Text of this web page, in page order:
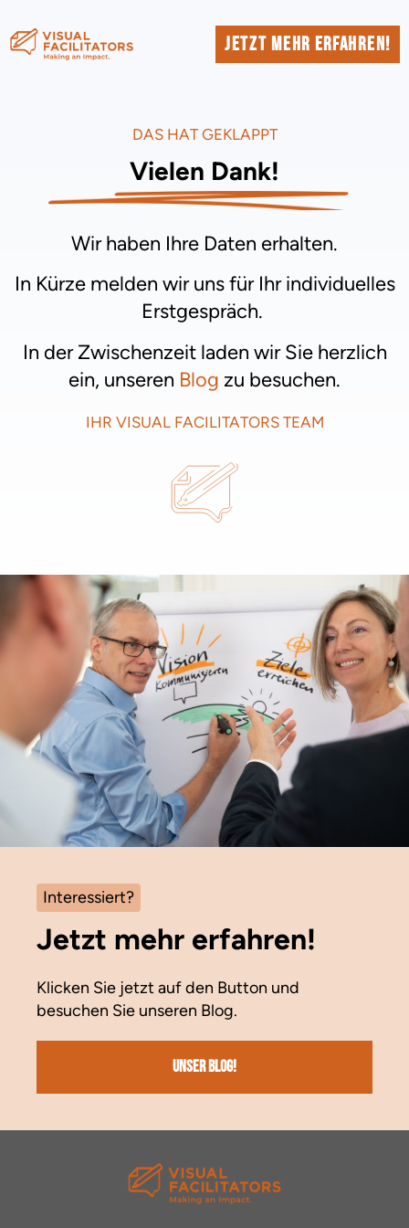
Jetzt mehr erfahren!
DAS HAT GEKLAPPT
Vielen Dank!
Wir haben Ihre Daten erhalten.
In Kürze melden wir uns für Ihr individuelles
Erstgespräch.
In der Zwischenzeit laden wir Sie herzlich
ein, unseren Blog zu besuchen.
IHR VISUAL FACILITATORS TEAM
Interessiert?
Jetzt mehr erfahren!
Klicken Sie jetzt auf den Button und
besuchen Sie unseren Blog.
Unser Blog!